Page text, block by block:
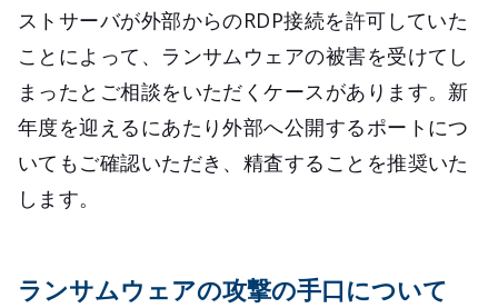
ストサーバが外部からのRDP接続を許可していた
ことによって、ランサムウェアの被害を受けてし
まったとご相談をいただくケースがあります。新
年度を迎えるにあたり外部へ公開するポートにつ
いてもご確認いただき、精査することを推奨いた
します。
ランサムウェアの攻撃の手口について